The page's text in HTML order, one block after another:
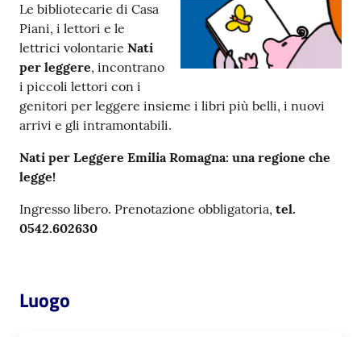
Casa
Piani
Archivio
storico
Decentrate
per
Le bibliotecarie di Casa
Piani, i lettori e le
lettrici volontarie Nati
per leggere, incontrano
i piccoli lettori con i
genitori per leggere insieme i libri più belli, i nuovi
arrivi e gli intramontabili.
Nati per Leggere Emilia Romagna: una regione che
legge!
Ingresso libero. Prenotazione obbligatoria, tel.
0542.602630
Luogo